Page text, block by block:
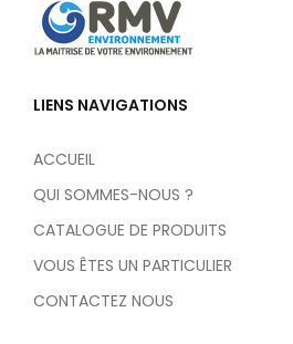
LIENS NAVIGATIONS
ACCUEIL
QUI SOMMES-NOUS ?
CATALOGUE DE PRODUITS
VOUS ÊTES UN PARTICULIER
CONTACTEZ NOUS